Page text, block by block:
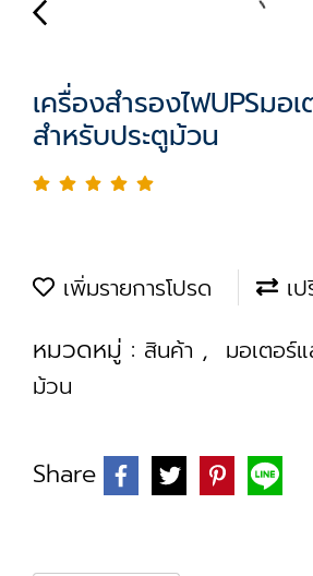
เครื่องสำรองไฟUPSมอ
สำหรับประตูม้วน
เพิ่มรายการโปรด เ
หมวดหมู่ : สินค้า , มอเตอร์แ
ม้วน
Share